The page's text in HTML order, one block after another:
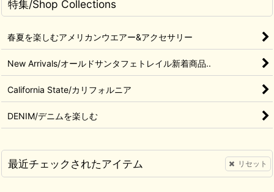
特集/Shop Collections
春夏を楽しむアメリカンウエアー&アクセサリー
New Arrivals/オールドサンタフェトレイル新着商品..
California State/カリフォルニア
DENIM/デニムを楽しむ
最近チェックされたアイテム リセット